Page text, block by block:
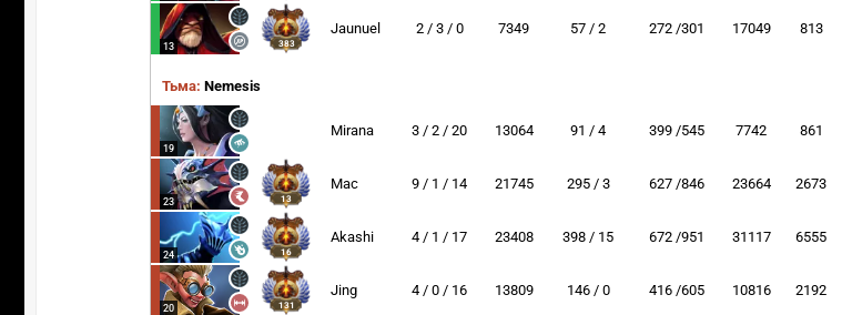
13 383
Jaunuel 2 / 3 / 0 7349 57 / 2 272 /301 17049 813
Тьма: Nemesis
19
Mirana 3 / 2 / 20 13064 91 / 4 399 /545 7742 861
23 13
Mac 9 / 1 / 14 21745 295 / 3 627 /846 23664 2673
24 16
Akashi 4 / 1 / 17 23408 398 / 15 672 /951 31117 6555
20 131
Jing 4 / 0 / 16 13809 146 / 0 416 /605 10816 2192